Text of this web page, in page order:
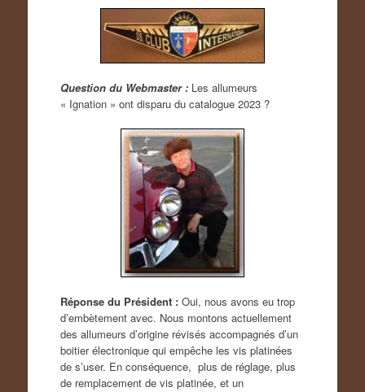
Question du Webmaster :Les allumeurs
« Ignation » ont disparu du catalogue 2023 ?
Réponse du Président :Oui, nous avons eu trop
d’embètement avec. Nous montons actuellement
des allumeurs d’origine révisés accompagnés d’un
boitier électronique qui empêche les vis platinées
de s’user. En conséquence, plus de réglage, plus
de remplacement de vis platinée, et un